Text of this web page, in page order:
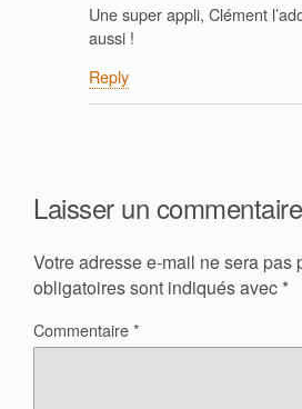
Une super appli, Clément
aussi !
Reply
Laisser un commentaire
Votre adresse e-mail ne sera pas
obligatoires sont indiqués avec *
Commentaire*